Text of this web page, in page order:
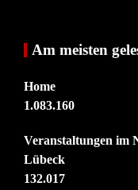
Am meisten
Home
1.083.160
Veranstaltungen im
Lübeck
132.017